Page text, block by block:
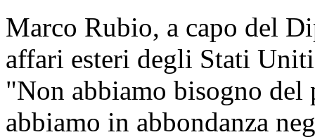
Marco Rubio, a capo del
affari esteri degli Stati
"Non abbiamo bisogno del
abbiamo in abbondanza